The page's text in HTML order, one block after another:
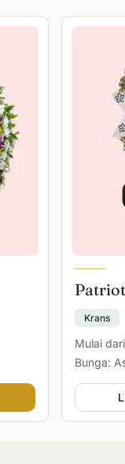
Krans
Mulai dari
Bunga: